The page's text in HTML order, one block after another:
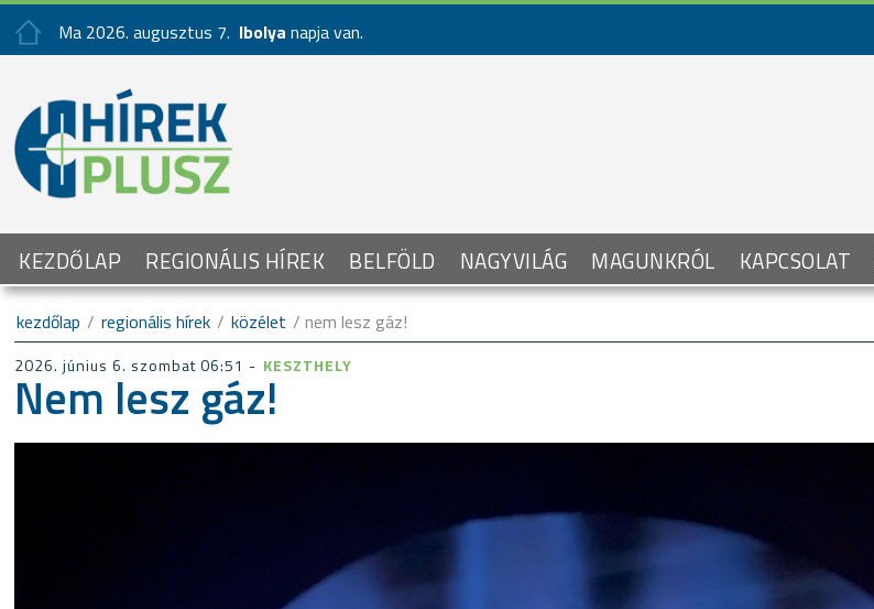
Ma 2026. augusztus 7. Ibolya napja van.
KEZDŐLAP REGIONÁLIS HÍREK BELFÖLD NAGYVILÁG MAGUNKRÓL KAPCSOLAT
kezdőlap / regionális hírek / közélet / nem lesz gáz!
2026. június 6. szombat 06:51 - KESZTHELY
Nem lesz gáz!